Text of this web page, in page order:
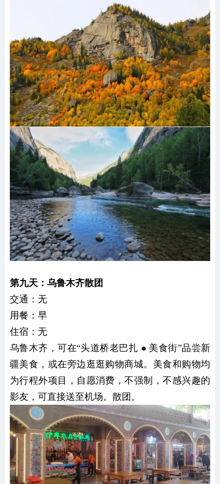
第九天：乌鲁木齐散团
交通：无
用餐： 早
住宿： 无
乌鲁木齐，可在“头道桥老巴扎 ● 美食街”品尝新
疆美食，或在旁边逛逛购物商城。美食和购物均
为行程外项目，自愿消费，不强制，不感兴趣的
影友，可直接送至机场。散团。